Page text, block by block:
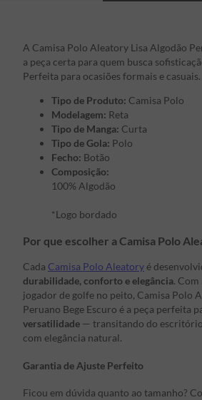
A Camisa Polo Aleatory Lisa Algodão
a peça certa para quem busca
Perfeita para ocasiões formais e casuais.
Tipo de Produto: Camisa Polo
Modelagem: Reta
Tipo de Manga: Curta
Tipo de Gola: Polo
Fecho: Botão
Composição:
100% Algodão
*Logo bordado
Por que escolher a Camisa Polo
Cada Camisa Polo Aleatory é
durabilidade, conforto e elegância.
jogador de golfe no peito, Camisa Polo
Peruano Bege Escuro é a peça perfeita
versatilidade — transitando do escritório
com elegância natural.
Garantia de Ajuste Perfeito
Ficou em dúvida quanto ao tamanho?